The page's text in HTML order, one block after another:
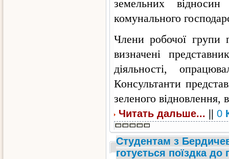
земельних
комунального
Члени робочої групи
визначені
діяльності,
Консультанти
зеленого відновлення,
Читать дальше... || 0
Студентам з
готується поїздка